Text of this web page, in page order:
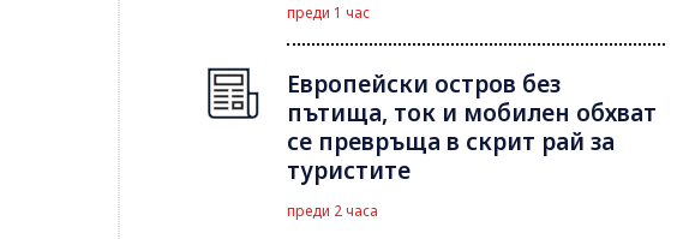
преди 1 час
Европейски остров без
пътища, ток и мобилен обхват
се превръща в скрит рай за
туристите
преди 2 часа